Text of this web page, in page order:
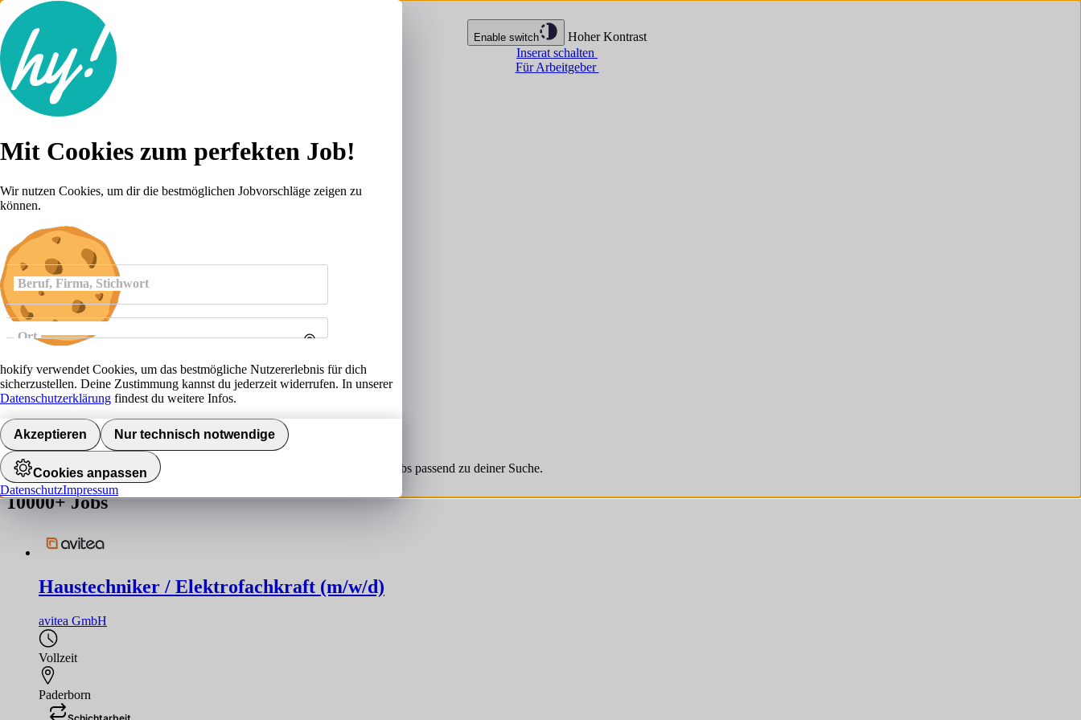
Enable switch
Hoher Kontrast
Inserat schalten
Für Arbeitgeber
Lebenslauf
Anmelden
Beruf, Firma, Stichwort
Ort
Jobs finden
Job nicht gefunden!
Die gesuchte Stelle ist leider nicht mehr verfügbar. Hier findest du ähnliche Jobs passend zu deiner Suche.
10000+Jobs
Haustechniker / Elektrofachkraft (m/w/d)
avitea GmbH
Vollzeit
Paderborn
Mit Cookies zum perfekten Job!
Wir nutzen Cookies, um dir die bestmöglichen Jobvorschläge zeigen zu
können.
hokify verwendet Cookies, um das bestmögliche Nutzererlebnis für dich
sicherzustellen. Deine Zustimmung kannst du jederzeit widerrufen. In unserer
Datenschutzerklärung findest du weitere Infos.
Akzeptieren Nur technisch notwendige
Cookies anpassen
DatenschutzImpressum